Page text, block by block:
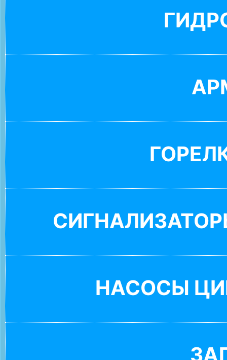
НАСОСЫ